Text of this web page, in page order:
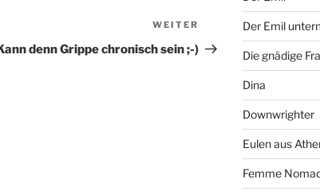
Nächster
Beitrag
WEITER
denn Grippe chronisch sein ;-)
Der Emil
Die gnädige
Dina
Downwrighter
Eulen aus
Femme